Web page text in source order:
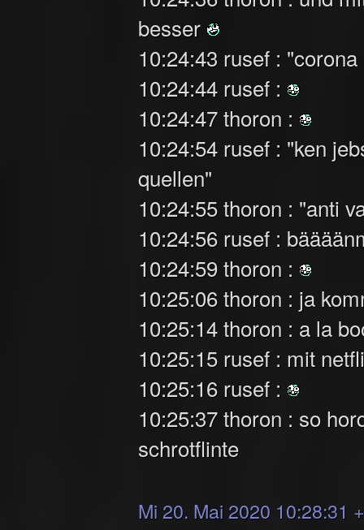
besser
10:24:43 rusef :
10:24:44 rusef :
10:24:47 thoron :
10:24:54 rusef : "ken
quellen"
10:24:55 thoron : "anti
10:24:56 rusef :
10:24:59 thoron :
10:25:06 thoron : ja
10:25:14 thoron : a la
10:25:15 rusef : mit
10:25:16 rusef :
10:25:37 thoron : so
schrotflinte
Mi 20. Mai 2020 10:28:31